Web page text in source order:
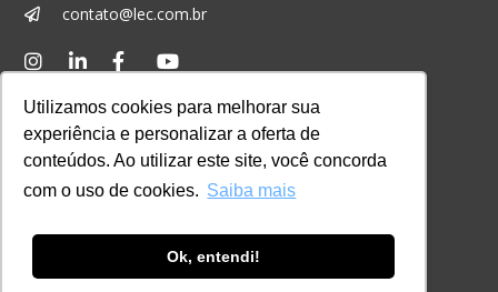
Utilizamos cookies para melhorar sua
experiência e personalizar a oferta de
conteúdos. Ao utilizar este site, você concorda
com o uso de cookies. Saiba mais
Ok, entendi!
contato@lec.com.br
Consulte aqui o cadastro da Instituição no
Sistema e-MEC